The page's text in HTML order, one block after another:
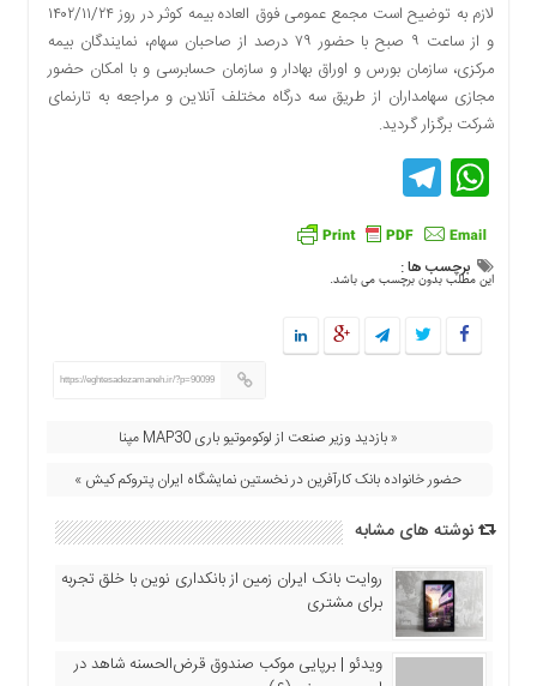
رسید
اخبار
سایت
اجتماعی
اقتصادی
فرهنگ
بین
یادداشت
لازم به توضیح است مجمع عمومی فوق العاده بیمه کوثر در روز ۱۴۰۲/۱۱/۲۴
و از ساعت ۹ صبح با حضور ۷۹ درصد از صاحبان سهام، نمایندگان بیمه
مرکزی، سازمان بورس و اوراق بهادار و سازمان حسابرسی و با امکان حضور
مجازی سهامداران از طریق سه درگاه مختلف آنلاین و مراجعه به تارنمای
شرکت برگزار گردید.
WhatsApp
Telegram
برچسب ها :
این مطلب بدون برچسب می باشد.
https://eghtesadezamaneh.ir/?p=90099
« بازدید وزیر صنعت از لوکوموتیو باری MAP30 مپنا
حضور خانواده بانک کارآفرین در نخستین نمایشگاه ایران پتروکم کیش »
نوشته های مشابه
روایت بانک ایران زمین از بانکداری نوین با خلق تجربه
برای مشتری
ویدئو | برپایی موکب صندوق قرض‌الحسنه شاهد در